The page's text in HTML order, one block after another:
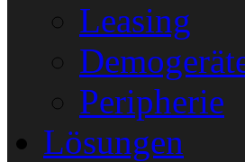
Leasing
Peripherie
Lösungen